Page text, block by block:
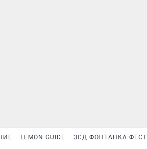
LEMON GUIDE ЗСД ФОНТАНКА ФЕСТ